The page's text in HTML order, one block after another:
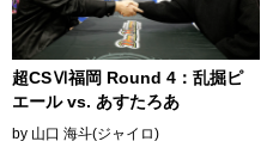
超CSⅥ福岡 Round 4：乱掘ピ
エール vs. あすたろあ
by 山口 海斗(ジャイロ)